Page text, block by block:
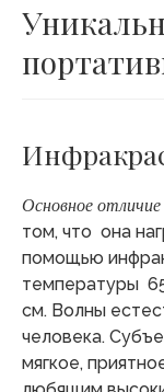
Основное
том, что она
помощью
температуры
см. Волны
человека.
мягкое,